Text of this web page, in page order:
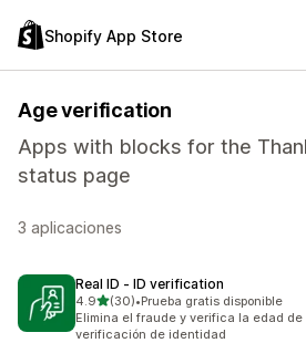
Shopify App Store
Age verification
Apps with blocks for the
status page
3 aplicaciones
Real ID ‑ ID verification
4.9de 5 estrellas
(30)
30 reseñas en total
•Prueba gratis disponible
Elimina el fraude y verifica la edad
verificación de identidad